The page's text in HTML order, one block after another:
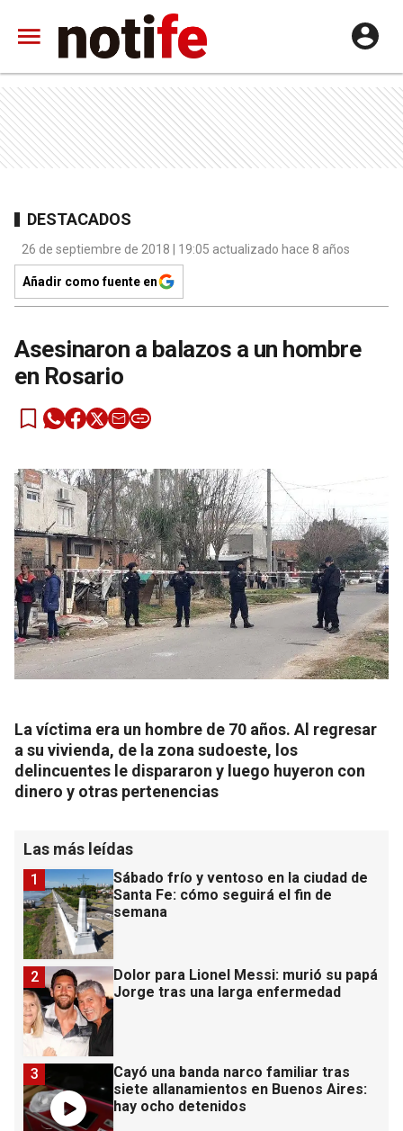
DESTACADOS
26 de septiembre de 2018 | 19:05 actualizado hace 8 años
Añadir como fuente en
Asesinaron a balazos a un hombre
en Rosario
La víctima era un hombre de 70 años. Al regresar
a su vivienda, de la zona sudoeste, los
delincuentes le dispararon y luego huyeron con
dinero y otras pertenencias
Las más leídas
Sábado frío y ventoso en la ciudad de
Santa Fe: cómo seguirá el fin de
semana
1
Dolor para Lionel Messi: murió su papá
Jorge tras una larga enfermedad
2
Cayó una banda narco familiar tras
siete allanamientos en Buenos Aires:
hay ocho detenidos
3